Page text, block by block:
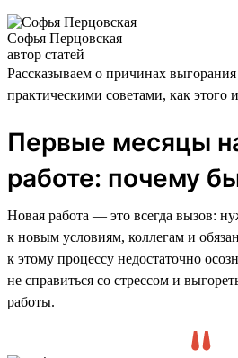
Софья Перцовская
автор статей
Рассказываем о причинах
практическими советами, как этого
Первые месяцы
работе: почему
Новая работа — это всегда вызов:
к новым условиям, коллегам и
к этому процессу недостаточно
не справиться со стрессом и
работы.